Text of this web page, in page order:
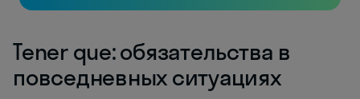
Tener que: обязательства в
повседневных ситуациях